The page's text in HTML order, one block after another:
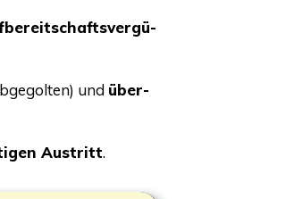
und über­
Aus­tritt.